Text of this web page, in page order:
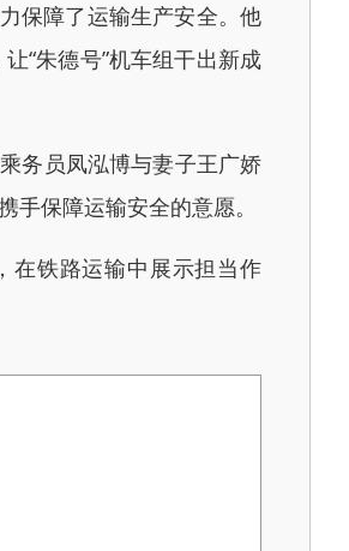
保障了运输生产安全。他
“朱德号”机车组干出新成
务员凤泓博与妻子王广娇
保障运输安全的意愿。
在铁路运输中展示担当作